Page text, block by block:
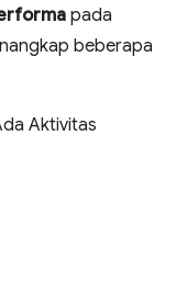
pada
beberapa
Aktivitas